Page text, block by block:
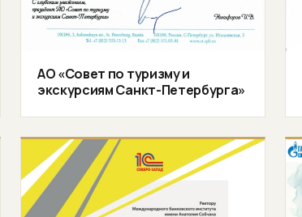
АО «Совет по туризму и
экскурсиям Санкт-Петербурга»